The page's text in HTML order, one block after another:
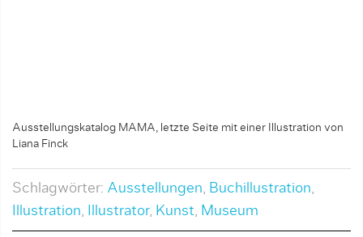
Ausstellungskatalog MAMA, letzte Seite mit einer Illustration von
Liana Finck
Schlagwörter: Ausstellungen, Buchillustration,
Illustration, Illustrator, Kunst, Museum